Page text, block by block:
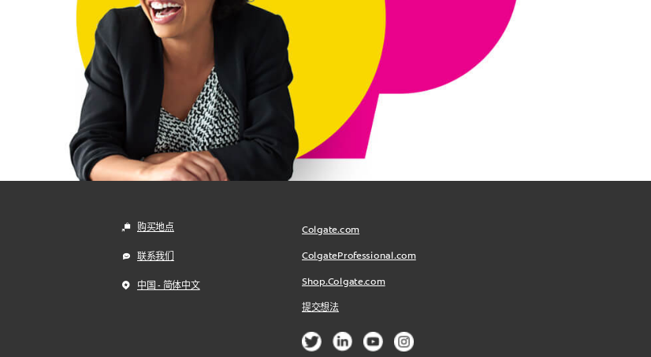
购买地点
联系我们
中国 - 简体中文
Colgate.com
ColgateProfessional.com
Shop.Colgate.com
提交想法